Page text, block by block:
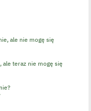
ale nie mogę się
ale teraz nie mogę się